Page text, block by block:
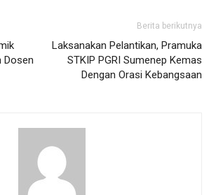
Dosen
Berita berikutnya
Laksanakan Pelantikan, Pramuka
STKIP PGRI Sumenep Kemas
Dengan Orasi Kebangsaan